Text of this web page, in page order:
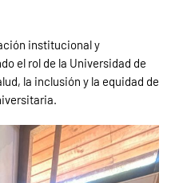
institucional y
el rol de la Universidad de
la inclusión y la equidad de